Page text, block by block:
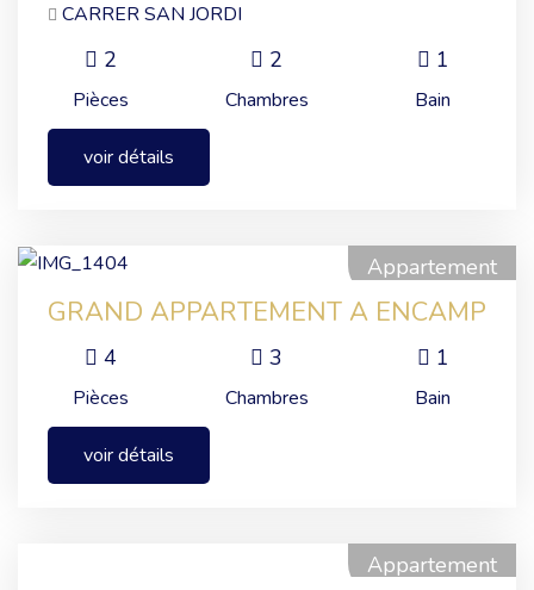
CARRER SAN JORDI
2
Pièces
2
Chambres
1
Bain
voir détails
Appartement
GRAND APPARTEMENT A ENCAMP
4
Pièces
3
Chambres
1
Bain
voir détails
Appartement